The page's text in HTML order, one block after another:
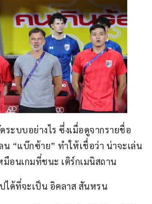
ะบบอย่างไร ซึ่งเมื่อดูจากรายชื่อ
“แบ๊กซ้าย” ทำให้เชื่อว่า น่าจะเล่น
มือนเกมที่ชนะ เติร์กเมนิสถาน
ได้ที่จะเป็น อิคลาส สันหรน